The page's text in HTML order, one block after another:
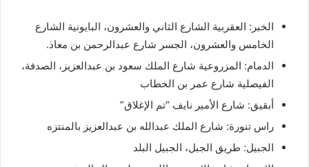
الخبر: العقربية الشارع الثاني والعشرون، البايونية الشارع
الخامس والعشرون، الجسر شارع عبدالرحمن بن معاذ.
الدمام: المزروعية شارع الملك سعود بن عبدالعزيز، الصدفة،
الفيصلية شارع عمر بن الخطاب
أبقيق: شارع الأمير نايف “تم الإغلاق”
راس تنورة: شارع الملك عبدالله بن عبدالعزيز بالمنتزه
الجبيل: طريق الجبل، الجبيل البلد